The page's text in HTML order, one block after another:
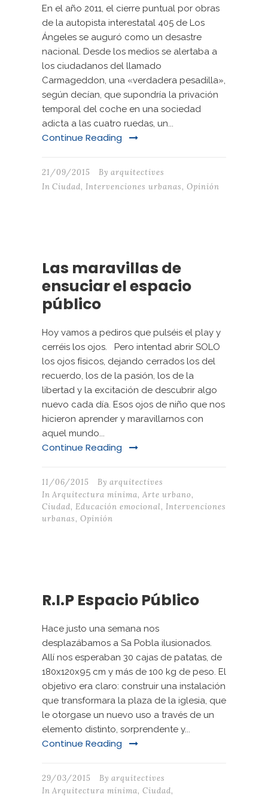
En el año 2011, el cierre puntual por obras
de la autopista interestatal 405 de Los
Ángeles se auguró como un desastre
nacional. Desde los medios se alertaba a
los ciudadanos del llamado
Carmageddon, una «verdadera pesadilla»,
según decían, que supondría la privación
temporal del coche en una sociedad
adicta a las cuatro ruedas, un...
Continue Reading
21/09/2015 By arquitectives
In Ciudad, Intervenciones urbanas, Opinión
Las maravillas de
ensuciar el espacio
público
Hoy vamos a pediros que pulséis el play y
cerréis los ojos. Pero intentad abrir SOLO
los ojos físicos, dejando cerrados los del
recuerdo, los de la pasión, los de la
libertad y la excitación de descubrir algo
nuevo cada día. Esos ojos de niño que nos
hicieron aprender y maravillarnos con
aquel mundo...
Continue Reading
11/06/2015 By arquitectives
In Arquitectura mínima, Arte urbano,
Ciudad, Educación emocional, Intervenciones
urbanas, Opinión
R.I.P Espacio Público
Hace justo una semana nos
desplazábamos a Sa Pobla ilusionados.
Allí nos esperaban 30 cajas de patatas, de
180x120x95 cm y más de 100 kg de peso. El
objetivo era claro: construir una instalación
que transformara la plaza de la iglesia, que
le otorgase un nuevo uso a través de un
elemento distinto, sorprendente y...
Continue Reading
29/03/2015 By arquitectives
In Arquitectura mínima, Ciudad,